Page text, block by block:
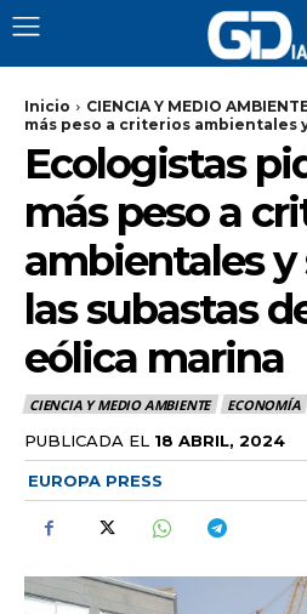
Inicio CIENCIA Y MEDIO
más peso a criterios ambientales
Ecologistas
más peso a
ambientales y
las subastas
eólica marina
CIENCIA Y MEDIO AMBIENTE ECONOMÍA
PUBLICADA EL 18 ABRIL, 2024
EUROPA PRESS